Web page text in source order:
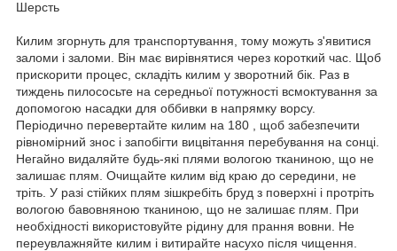
Шерсть
Килим згорнуть для транспортування, тому можуть з'явитися
заломи і заломи. Він має вирівнятися через короткий час. Щоб
прискорити процес, складіть килим у зворотний бік. Раз в
тиждень пилососьте на середньої потужності всмоктування за
допомогою насадки для оббивки в напрямку ворсу.
Періодично перевертайте килим на 180 , щоб забезпечити
рівномірний знос і запобігти вицвітання перебування на сонці.
Негайно видаляйте будь-які плями вологою тканиною, що не
залишає плям. Очищайте килим від краю до середини, не
тріть. У разі стійких плям зішкребіть бруд з поверхні і протріть
вологою бавовняною тканиною, що не залишає плям. При
необхідності використовуйте рідину для прання вовни. Не
переувлажняйте килим і витирайте насухо після чищення.